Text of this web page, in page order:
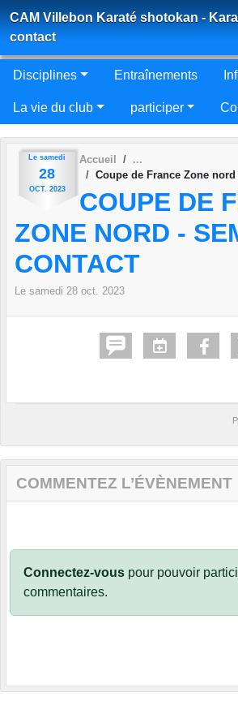
CAM Villebon Karaté shotokan -
contact
Disciplines Entraînements
La vie du club participer
Le samedi
28
OCT. 2023
Accueil
Coupe de France Zone
COUPE DE
ZONE NORD -
CONTACT
Le samedi 28 oct. 2023
COMMENTEZ L’ÉVÈNEMENT
Connectez-vous pour pouvoir
commentaires.
Panneau de gestion des cookies